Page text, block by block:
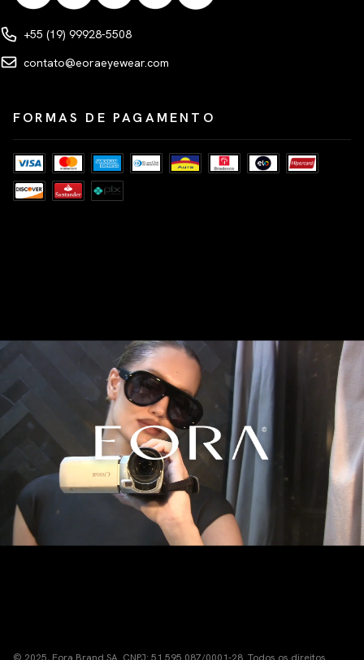
+55 (19) 99928-5508
contato@eoraeyewear.com
FORMAS DE PAGAMENTO